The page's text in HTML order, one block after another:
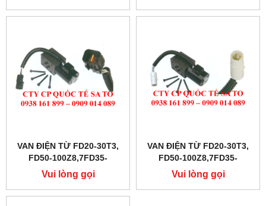
VAN ĐIỆN TỪ FD20-30T3,
FD50-100Z8,7FD35-
50,FD10-30N
Vui lòng gọi
VAN ĐIỆN TỪ FD20-30T3,
FD50-100Z8,7FD35-
50,FD10-30N
Vui lòng gọi